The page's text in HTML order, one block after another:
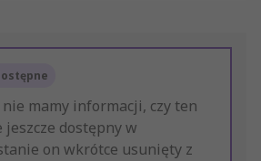
nie mamy informacji, czy ten
dostępny w
on wkrótce usunięty z